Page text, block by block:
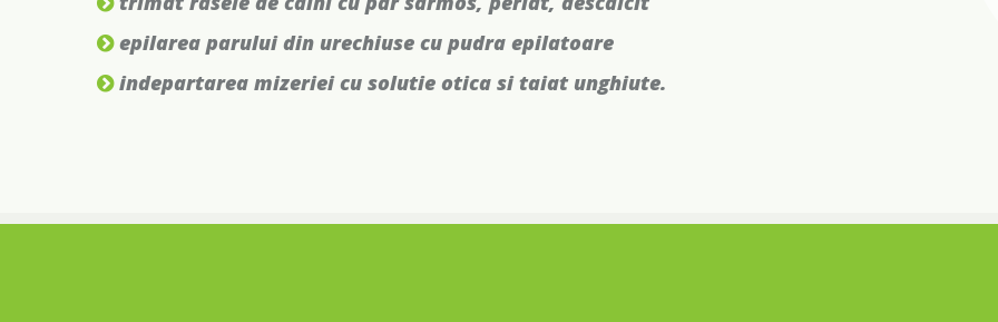
epilarea parului din urechiuse cu pudra epilatoare
indepartarea mizeriei cu solutie otica si taiat unghiute.